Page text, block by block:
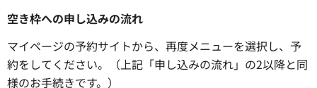
空き枠への申し込みの流れ
マイページの予約サイトから、再度メニューを選択し、予
約をしてください。（上記「申し込みの流れ」の2以降と同
様のお手続きです。）